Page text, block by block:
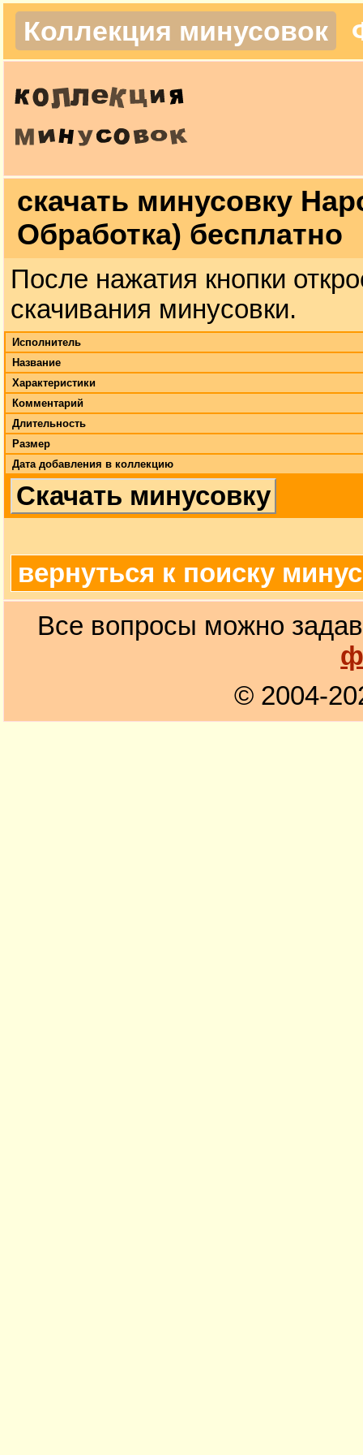
Коллекция минусовок
скачать минусовку
Обработка) бесплатно
После нажатия кнопки
скачивания минусовки.
Исполнитель
Название
Характеристики
Комментарий
Длительность
Размер
Дата добавления в коллекцию
Скачать минусовку
вернуться к поиску
Все вопросы можно
© 2004-